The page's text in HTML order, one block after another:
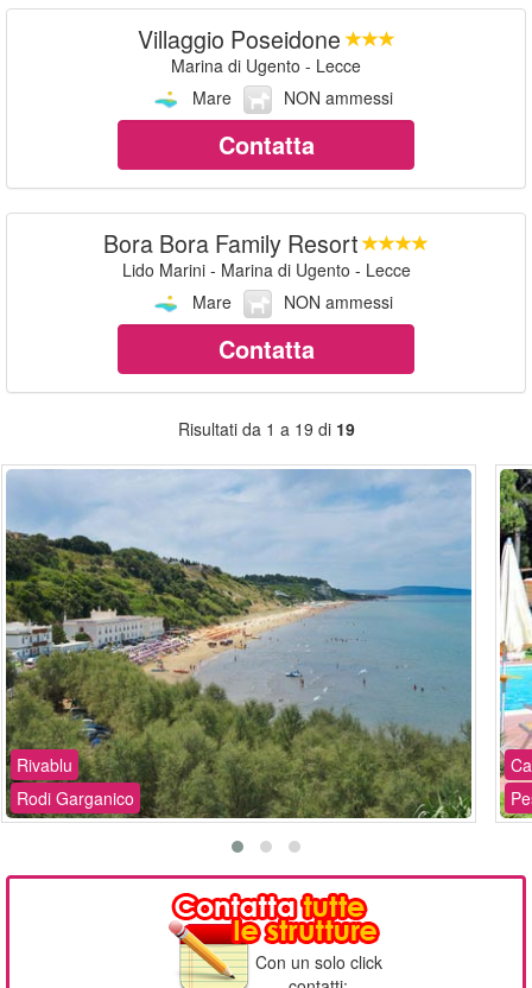
Villaggio Poseidone
Marina di Ugento - Lecce
Mare
NON ammessi
Contatta
Bora Bora Family Resort
Lido Marini - Marina di Ugento - Lecce
Mare
NON ammessi
Contatta
Risultati da 1 a 19 di 19
Rivablu
Rodi Garganico
Con un solo click